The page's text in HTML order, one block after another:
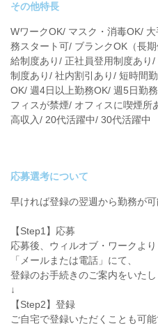
その他特長
WワークOK/ マスク・消毒OK/
務スタート可/ ブランクOK（長
給制度あり/ 正社員登用制度あり
制度あり/ 社内割引あり/ 短時間
OK/ 週4日以上勤務OK/ 週5日勤
フィスが禁煙/ オフィスに喫煙所
高収入/ 20代活躍中/ 30代活躍中
応募選考について
早ければ登録の翌週から勤務が可
【Step1】応募
応募後、ウィルオブ・ワークより
「メールまたは電話」にて、
登録のお手続きのご案内をいたし
↓
【Step2】登録
ご自宅で登録いただくことも可能